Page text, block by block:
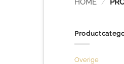
HOME /
Overige